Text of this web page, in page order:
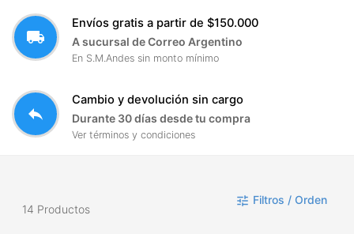
local_shipping
Envíos gratis a partir de $150.000
A sucursal de Correo Argentino
En S.M.Andes sin monto mínimo
reply
Cambio y devolución sin cargo
Durante 30 días desde tu compra
Ver términos y condiciones
14 Productos
tune Filtros / Orden